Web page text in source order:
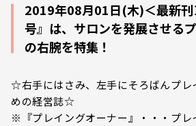
2019年08月01日(木)＜最新刊
号』は、サロンを発展させる
の右腕を特集！
☆右手にはさみ、左手にそろばんプレ
めの経営誌☆
※『プレイングオーナー』・・・プレ